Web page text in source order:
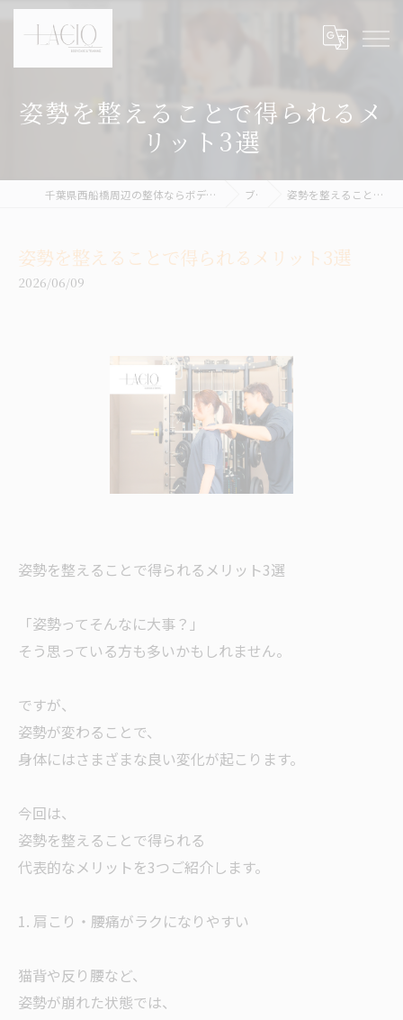
姿勢を整えることで得られるメ
リット3選
千葉県西船橋周辺の整体ならボディケア&パーソナルトレーニング LACIQ ブログ 姿勢を整えることで得られるメリット3選
姿勢を整えることで得られるメリット3選
2026/06/09
姿勢を整えることで得られるメリット3選
「姿勢ってそんなに大事？」
そう思っている方も多いかもしれません。
ですが、
姿勢が変わることで、
身体にはさまざまな良い変化が起こります。
今回は、
姿勢を整えることで得られる
代表的なメリットを3つご紹介します。
1. 肩こり・腰痛がラクになりやすい
猫背や反り腰など、
姿勢が崩れた状態では、